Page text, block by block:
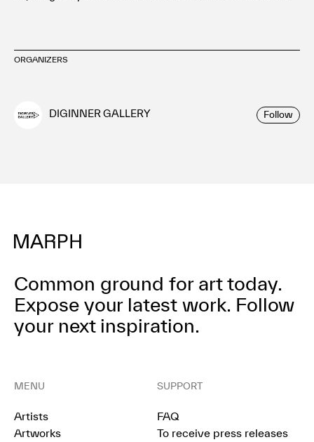
ORGANIZERS
DIGINNER GALLERY Follow
Common ground for art today.
Expose your latest work. Follow
your next inspiration.
MENU
Artists
Artworks
SUPPORT
FAQ
To receive press releases